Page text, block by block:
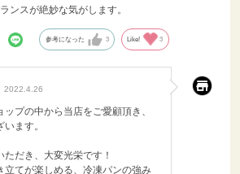
ンスが絶妙な気がします。
参考になった 3 Like! 3
2022.4.26
ップの中から当店をご愛顧頂き、
ます。
ただき、大変光栄です！
立てが楽しめる、冷凍パンの強み